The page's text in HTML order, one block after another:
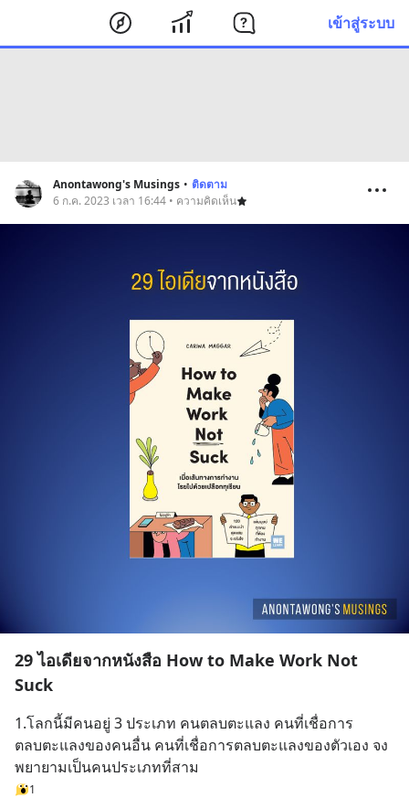
เข้าสู่ระบบ
Anontawong's Musings • ติดตาม
6 ก.ค. 2023 เวลา 16:44 • ความคิดเห็น
29 ไอเดียจากหนังสือ How to Make Work Not
Suck
1.โลกนี้มีคนอยู่ 3 ประเภท คนตลบตะแลง คนที่เชื่อการ
ตลบตะแลงของคนอื่น คนที่เชื่อการตลบตะแลงของตัวเอง จง
พยายามเป็นคนประเภทที่สาม
1